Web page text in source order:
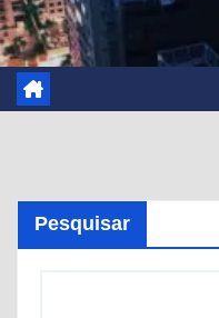
Pesquisar